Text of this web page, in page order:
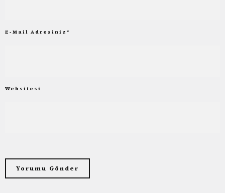
E-Mail Adresiniz *
Websitesi